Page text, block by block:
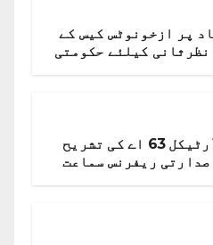
پر ازخونوٹس کیس کے
نظرثانی کیلئے حکومتی
آئین کے آرٹیکل 63 اے کی تشریح
ریفرنس سماعت